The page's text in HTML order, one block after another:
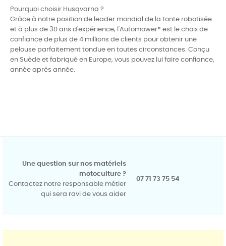
Pourquoi choisir Husqvarna ?
Grâce à notre position de leader mondial de la tonte robotisée
et à plus de 30 ans d'expérience, l'Automower® est le choix de
confiance de plus de 4 millions de clients pour obtenir une
pelouse parfaitement tondue en toutes circonstances. Conçu
en Suède et fabriqué en Europe, vous pouvez lui faire confiance,
année après année.
Une question sur nos matériels
motoculture ?
Contactez notre responsable métier
qui sera ravi de vous aider
07 71 73 75 54